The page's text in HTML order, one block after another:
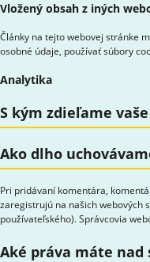
Vložený obsah z iných
Články na tejto webovej stránke
osobné údaje, používať súbory
Analytika
S kým zdieľame
Ako dlho
Pri pridávaní komentára,
zaregistrujú na našich webových
používateľského). Správcovia
Aké práva máte